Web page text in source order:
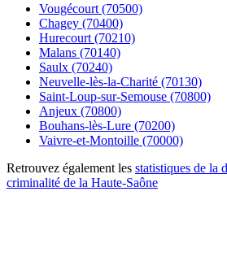
Vougécourt (70500)
Chagey (70400)
Hurecourt (70210)
Malans (70140)
Saulx (70240)
Neuvelle-lès-la-Charité (70130)
Saint-Loup-sur-Semouse (70800)
Anjeux (70800)
Bouhans-lès-Lure (70200)
Vaivre-et-Montoille (70000)
Retrouvez également les statistiques de la
criminalité de la Haute-Saône